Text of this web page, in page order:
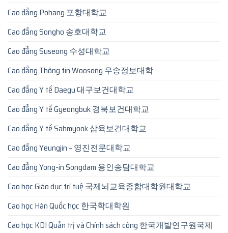
Cao đẳng Pohang 포항대학교
Cao đẳng Songho 송호대학교
Cao đẳng Suseong 수성대학교
Cao đẳng Thông tin Woosong 우송정보대학
Cao đẳng Y tế Daegu 대구보건대학교
Cao đẳng Y tế Gyeongbuk 경북보건대학교
Cao đẳng Y tế Sahmyook 삼육보건대학교
Cao đẳng Yeungjin – 영진전문대학교
Cao đẳng Yong-in Songdam 용인송담대학교
Cao học Giáo dục trí tuệ 국제뇌교육종합대학원대학교
Cao học Hàn Quốc học 한국학대학원
Cao học KDI Quản trị và Chính sách công 한국개발연구원국제